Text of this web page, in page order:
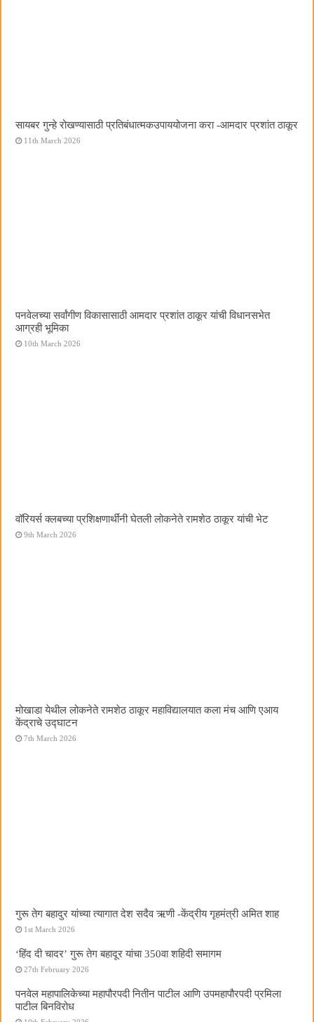
सायबर गुन्हे रोखण्यासाठी प्रतिबंधात्मकउपाययोजना करा -आमदार प्रशांत ठाकूर
11th March 2026
पनवेलच्या सर्वांगीण विकासासाठी आमदार प्रशांत ठाकूर यांची विधानसभेत
आग्रही भूमिका
10th March 2026
वॉरियर्स क्लबच्या प्रशिक्षणार्थींनी घेतली लोकनेते रामशेठ ठाकूर यांची भेट
9th March 2026
मोखाडा येथील लोकनेते रामशेठ ठाकूर महाविद्यालयात कला मंच आणि एआय
केंद्राचे उद्घाटन
7th March 2026
गुरू तेग बहादुर यांच्या त्यागात देश सदैव ऋणी -केंद्रीय गृहमंत्री अमित शाह
1st March 2026
‘हिंद दी चादर’ गुरू तेग बहादूर यांचा 350वा शहिदी समागम
27th February 2026
पनवेल महापालिकेच्या महापौरपदी नितीन पाटील आणि उपमहापौरपदी प्रमिला
पाटील बिनविरोध